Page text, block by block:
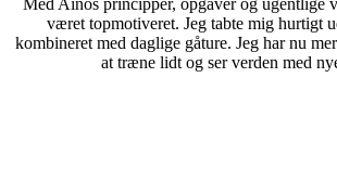
været topmotiveret. Jeg tabte mig hurtigt
kombineret med daglige gåture. Jeg har nu
at træne lidt og ser verden med